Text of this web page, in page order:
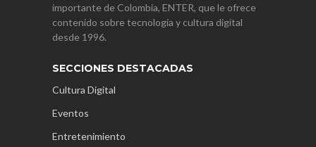
importante de Colombia, ENTER, que le ofrece
contenido sobre tecnología y cultura digital
desde 1996.
SECCIONES DESTACADAS
Cultura Digital
Eventos
Entretenimiento